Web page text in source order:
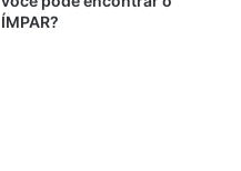
ÍMPAR?